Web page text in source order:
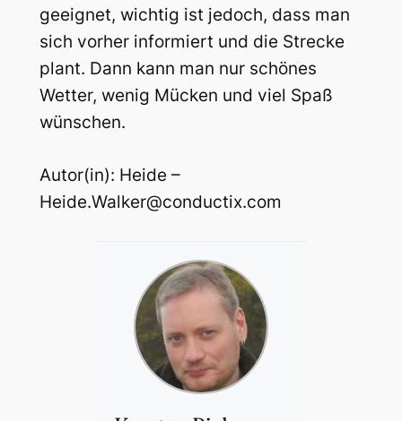
geeignet, wichtig ist jedoch, dass man
sich vorher informiert und die Strecke
plant. Dann kann man nur schönes
Wetter, wenig Mücken und viel Spaß
wünschen.
Autor(in): Heide –
Heide.Walker@conductix.com